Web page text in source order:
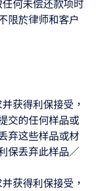
何未偿还款项时
限於律师和客户
获得利保接受，
交的任何样品或
弃这些样品或材
保丢弃此样品／
获得利保接受，